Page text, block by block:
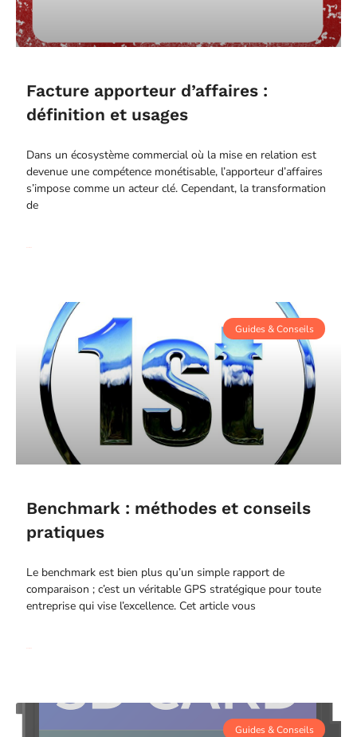
Facture apporteur d’affaires :
définition et usages
Dans un écosystème commercial où la mise en relation est
devenue une compétence monétisable, l’apporteur d’affaires
s’impose comme un acteur clé. Cependant, la transformation
de
Guides & Conseils
Benchmark : méthodes et conseils
pratiques
Le benchmark est bien plus qu’un simple rapport de
comparaison ; c’est un véritable GPS stratégique pour toute
entreprise qui vise l’excellence. Cet article vous
Guides & Conseils